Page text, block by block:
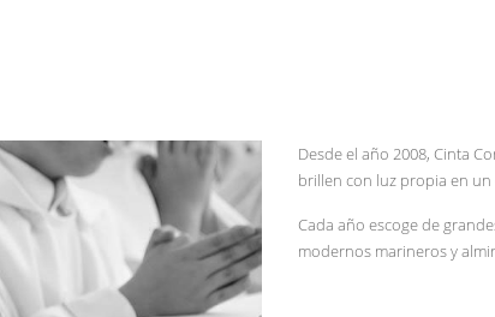
Desde el año 2008, Cinta
brillen con luz propia en un
Cada año escoge de
modernos marineros y